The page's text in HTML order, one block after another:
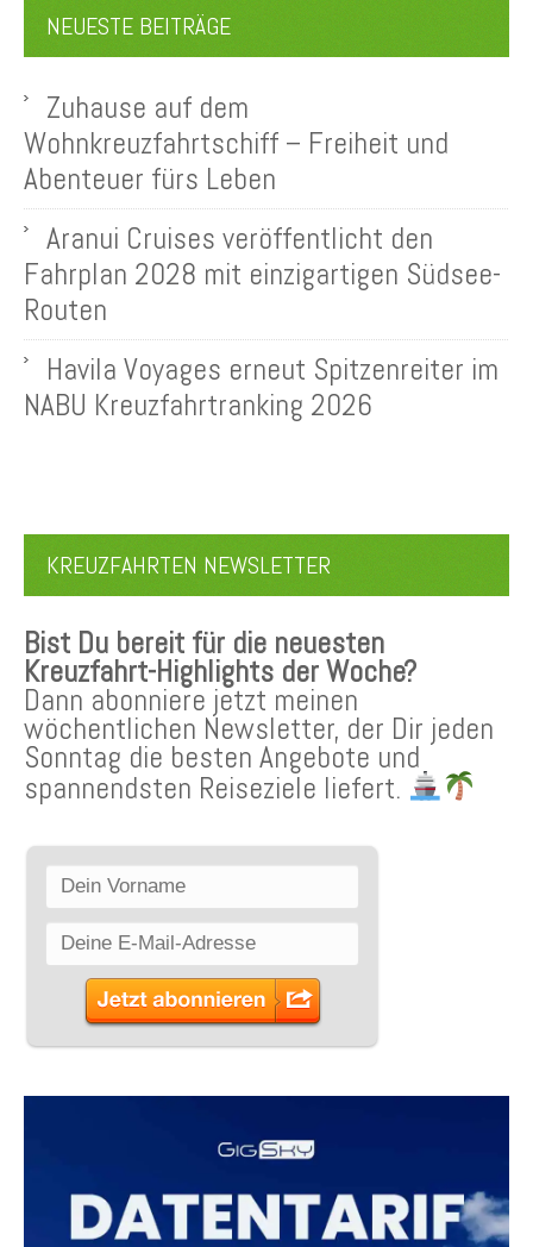
NEUESTE BEITRÄGE
Zuhause auf dem
Wohnkreuzfahrtschiff – Freiheit und
Abenteuer fürs Leben
Aranui Cruises veröffentlicht den
Fahrplan 2028 mit einzigartigen Südsee-
Routen
Havila Voyages erneut Spitzenreiter im
NABU Kreuzfahrtranking 2026
KREUZFAHRTEN NEWSLETTER
Bist Du bereit für die neuesten
Kreuzfahrt-Highlights der Woche?
Dann abonniere jetzt meinen
wöchentlichen Newsletter, der Dir jeden
Sonntag die besten Angebote und
spannendsten Reiseziele liefert.